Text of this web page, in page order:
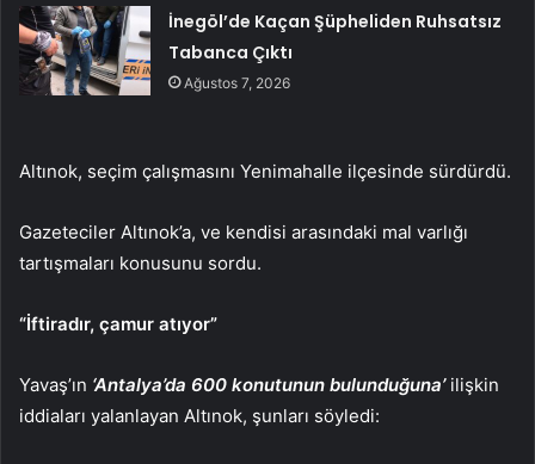
İnegöl’de Kaçan Şüpheliden Ruhsatsız
Tabanca Çıktı
Ağustos 7, 2026
Altınok, seçim çalışmasını Yenimahalle ilçesinde sürdürdü.
Gazeteciler Altınok’a, ve kendisi arasındaki mal varlığı
tartışmaları konusunu sordu.
“İftiradır, çamur atıyor”
Yavaş’ın ‘Antalya’da 600 konutunun bulunduğuna’ilişkin
iddiaları yalanlayan Altınok, şunları söyledi: